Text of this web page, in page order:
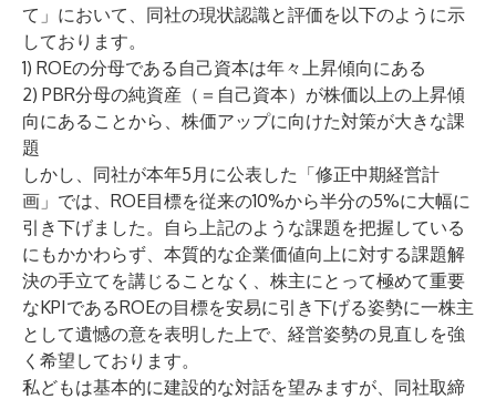
て 」において、同社の現状認識と評価を以下のように示
しております。
1) ROEの分母である自己資本は年々上昇傾向にある
2) PBR分母の純資産（＝自己資本）が株価以上の上昇傾
向にあることから、株価アップに向けた対策が大きな課
題
しかし、同社が本年5月に公表した「修正中期経営計
画 」では、ROE目標を従来の10%から半分の5%に大幅に
引き下げました。自ら上記のような課題を把握している
にもかかわらず、本質的な企業価値向上に対する課題解
決の手立てを講じることなく、株主にとって極めて重要
なKPIであるROEの目標を安易に引き下げる姿勢に一株主
として遺憾の意を表明した上で、経営姿勢の見直しを強
く希望しております。
私どもは基本的に建設的な対話を望みますが、同社取締